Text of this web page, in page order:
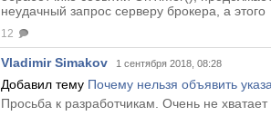
неудачный запрос серверу брокера, а этого
12
Vladimir Simakov 1 сентября 2018, 08:28
Добавил тему Почему нельзя объявить
Просьба к разработчикам. Очень не